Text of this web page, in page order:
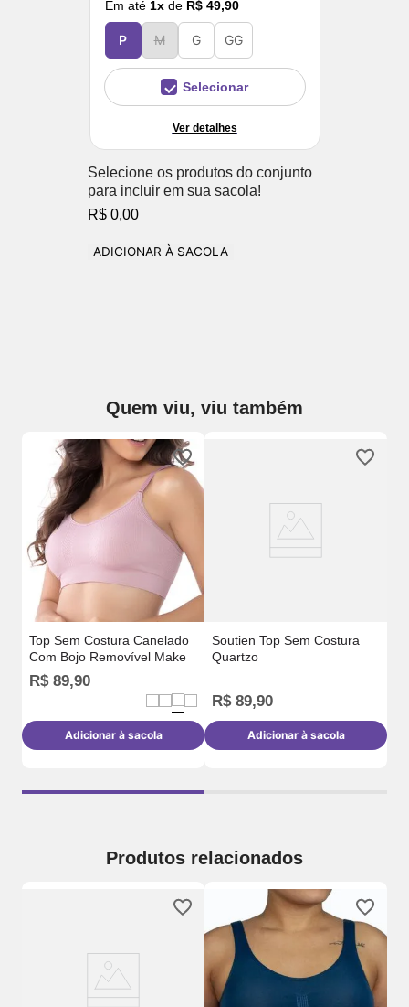
Em até 1x de R$ 49,90
P M G GG
Selecionar
Ver detalhes
Selecione os produtos do conjunto
para incluir em sua sacola!
R$ 0,00
ADICIONAR À SACOLA
Quem viu, viu também
Top Sem Costura Canelado
Com Bojo Removível Make
R$ 89,90
Adicionar à sacola
Soutien Top Sem Costura
Quartzo
R$ 89,90
Adicionar à sacola
Produtos relacionados